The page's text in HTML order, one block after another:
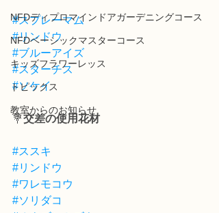
NFDディプロマインドアガーデニングコース
NFDベーシックマスターコース
キッズフラワーレッス
トピックス
教室からのお知らせ
#スプレーマム
#リンドウ
#ブルーアイズ
#スターチス
#ソケイ
💐交差の使用花材
#ススキ
#リンドウ
#ワレモコウ
#ソリダコ